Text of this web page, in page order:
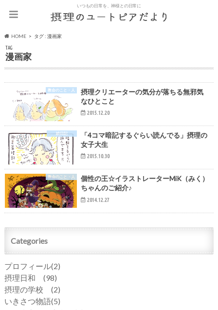
いつもの日常を、神様との日常に
HOME タグ : 漫画家
TAG
漫画家
教会のこと・人
摂理クリエーターの気分が落ちる無邪気
なひとこと
2015.12.20
絵日記
「4コマ暗記するぐらい読んでる」摂理の
女子大生
2015.10.30
教会のこと・人
個性の王☆イラストレーターMiK（みく）
ちゃんのご紹介♪
2014.12.27
Categories
プロフィール(2)
摂理日和 (98)
摂理の学校 (2)
いきさつ物語(5)